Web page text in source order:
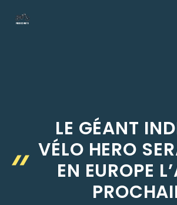
LE GÉANT
VÉLO HERO
EN EUROPE